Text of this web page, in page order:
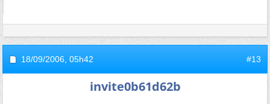
18/09/2006, 05h42 #13
invite0b61d62b